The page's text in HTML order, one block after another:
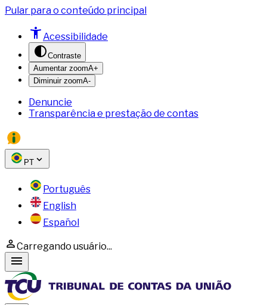
Pular para o conteúdo principal
Acessibilidade
Contraste
Aumentar zoomA+
Diminuir zoomA-
Denuncie
Transparência e prestação de contas
PT
Português
English
Español
Carregando usuário...